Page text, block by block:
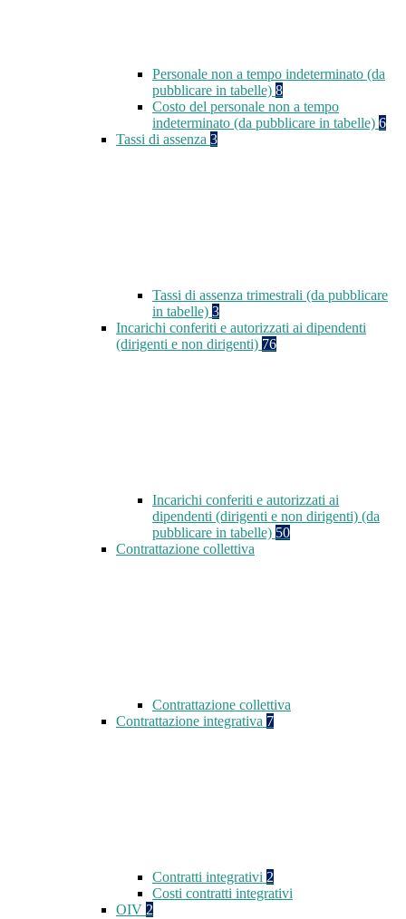
Personale non a tempo indeterminato (da
pubblicare in tabelle) 8
Costo del personale non a tempo
indeterminato (da pubblicare in tabelle) 6
Tassi di assenza 3
Tassi di assenza trimestrali (da pubblicare
in tabelle) 3
Incarichi conferiti e autorizzati ai dipendenti
(dirigenti e non dirigenti) 76
Incarichi conferiti e autorizzati ai
dipendenti (dirigenti e non dirigenti) (da
pubblicare in tabelle) 50
Contrattazione collettiva
Contrattazione collettiva
Contrattazione integrativa 7
Contratti integrativi 2
Costi contratti integrativi
OIV 2